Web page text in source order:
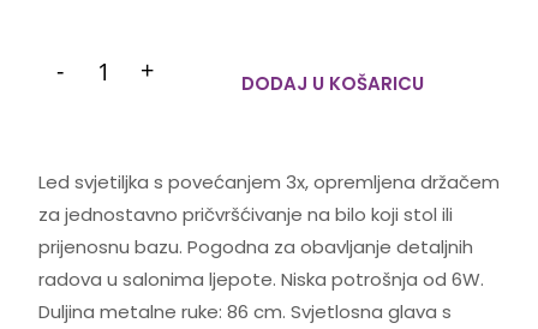
- + DODAJ U KOŠARICU
Led svjetiljka s povećanjem 3x, opremljena držačem
za jednostavno pričvršćivanje na bilo koji stol ili
prijenosnu bazu. Pogodna za obavljanje detaljnih
radova u salonima ljepote. Niska potrošnja od 6W.
Duljina metalne ruke: 86 cm. Svjetlosna glava s